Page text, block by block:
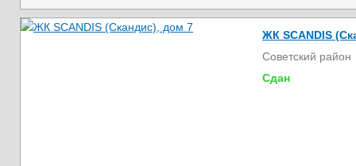
ЖК SCANDIS
Советский район
Сдан